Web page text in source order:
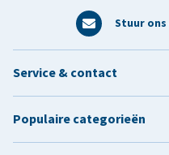
Stuur ons
Service & contact
Populaire categorieën